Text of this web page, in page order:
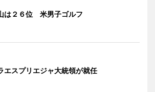
は２６位 米男子ゴルフ
エスプリエジャ大統領が就任